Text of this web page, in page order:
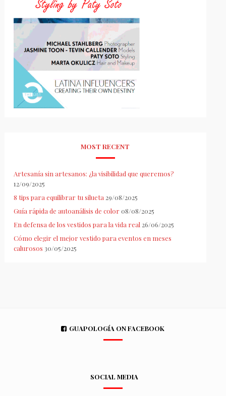
MOST RECENT
Artesanía sin artesanos: ¿la visibilidad que queremos?
12/09/2025
8 tips para equilibrar tu silueta 29/08/2025
Guía rápida de autoanálisis de color 08/08/2025
En defensa de los vestidos para la vida real 26/06/2025
Cómo elegir el mejor vestido para eventos en meses
calurosos 30/05/2025
GUAPOLOGÍA ON FACEBOOK
SOCIAL MEDIA